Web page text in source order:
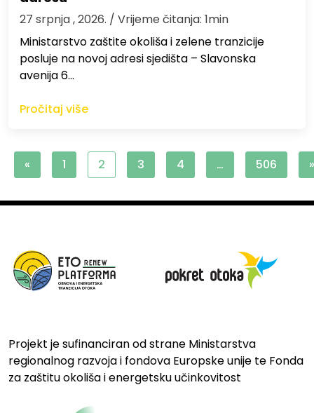
27 srpnja , 2026. / Vrijeme čitanja: 1min
Ministarstvo zaštite okoliša i zelene tranzicije
posluje na novoj adresi sjedišta – Slavonska
avenija 6…
Pročitaj više
« 1 2 3 4 … 506 »
Projekt je sufinanciran od strane Ministarstva
regionalnog razvoja i fondova Europske unije te Fonda
za zaštitu okoliša i energetsku učinkovitost